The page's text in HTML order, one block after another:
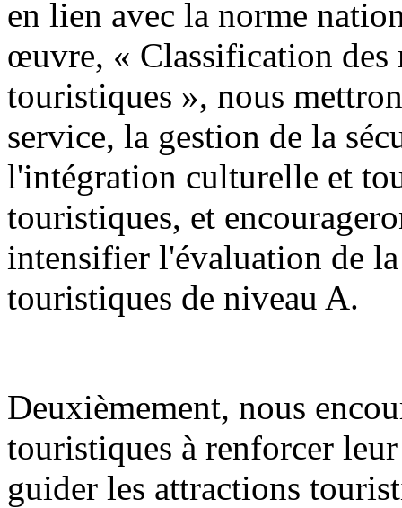
en lien avec la norme
œuvre, « Classification des
touristiques », nous
service, la gestion de la
l'intégration culturelle et
touristiques, et
intensifier l'évaluation de
touristiques de niveau A.
Deuxièmement, nous
touristiques à renforcer
guider les attractions